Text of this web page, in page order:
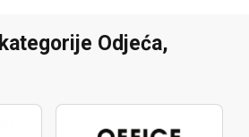
Odjeća,